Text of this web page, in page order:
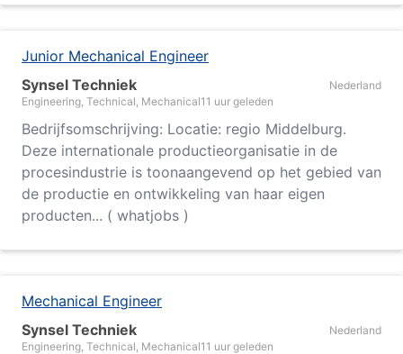
Junior Mechanical Engineer
Synsel Techniek
Nederland
Engineering, Technical, Mechanical11 uur geleden
Bedrijfsomschrijving: Locatie: regio Middelburg.
Deze internationale productieorganisatie in de
procesindustrie is toonaangevend op het gebied van
de productie en ontwikkeling van haar eigen
producten... ( whatjobs )
Mechanical Engineer
Synsel Techniek
Nederland
Engineering, Technical, Mechanical11 uur geleden